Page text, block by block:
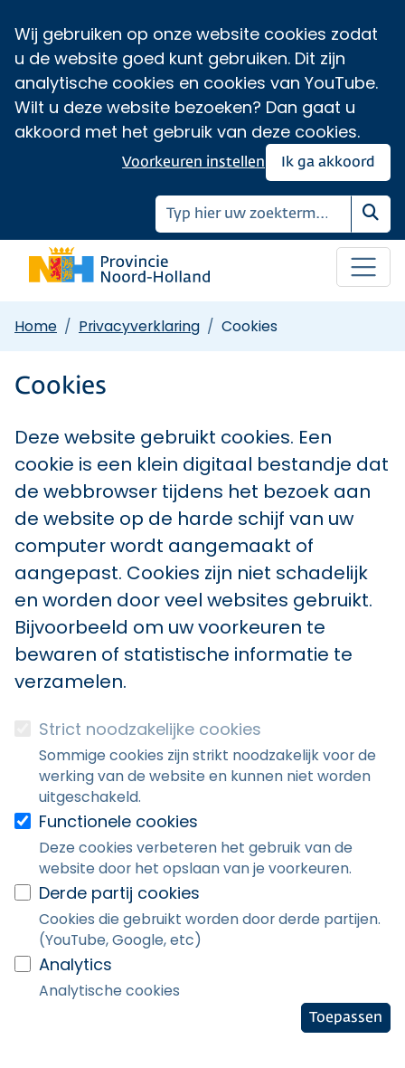
Wij gebruiken op onze website cookies zodat
u de website goed kunt gebruiken. Dit zijn
analytische cookies en cookies van YouTube.
Wilt u deze website bezoeken? Dan gaat u
akkoord met het gebruik van deze cookies.
Ik ga akkoord
Voorkeuren instellen
Home Privacyverklaring Cookies
Cookies
Deze website gebruikt cookies. Een
cookie is een klein digitaal bestandje dat
de webbrowser tijdens het bezoek aan
de website op de harde schijf van uw
computer wordt aangemaakt of
aangepast. Cookies zijn niet schadelijk
en worden door veel websites gebruikt.
Bijvoorbeeld om uw voorkeuren te
bewaren of statistische informatie te
verzamelen.
Strict noodzakelijke cookies
Sommige cookies zijn strikt noodzakelijk voor de
werking van de website en kunnen niet worden
uitgeschakeld.
Functionele cookies
Deze cookies verbeteren het gebruik van de
website door het opslaan van je voorkeuren.
Derde partij cookies
Cookies die gebruikt worden door derde partijen.
(YouTube, Google, etc)
Analytics
Analytische cookies
Toepassen